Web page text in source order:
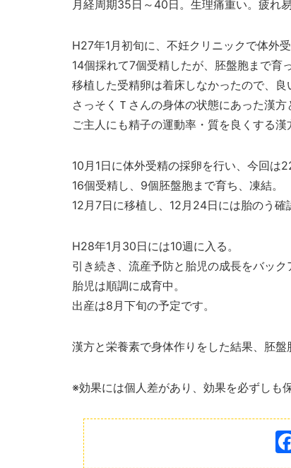
月経周期35日～40日。生理痛重い。疲れ
H27年1月初旬に、不妊クリニックで体外受
14個採れて7個受精したが、胚盤胞まで育
移植した受精卵は着床しなかったので、
さっそくＴさんの身体の状態にあった漢方
ご主人にも精子の運動率・質を良くする
10月1日に体外受精の採卵を行い、今回は
16個受精し、9個胚盤胞まで育ち、凍結。
12月7日に移植し、12月24日には胎のう確
H28年1月30日には10週に入る。
引き続き、流産予防と胎児の成長をバッ
胎児は順調に成育中。
出産は8月下旬の予定です。
漢方と栄養素で身体作りをした結果、胚盤
※効果には個人差があり、効果を必ずしも